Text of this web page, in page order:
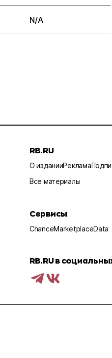
N/A
RB.RU
О изданииРеклама
Все материалы
Сервисы
ChanceMarketplaceData
RB.RU в